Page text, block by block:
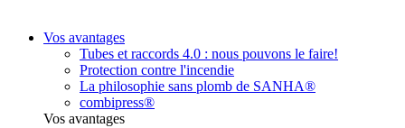
Vos avantages
Tubes et raccords 4.0 : nous pouvons le faire!
Protection contre l'incendie
La philosophie sans plomb de SANHA®
combipress®
Vos avantages